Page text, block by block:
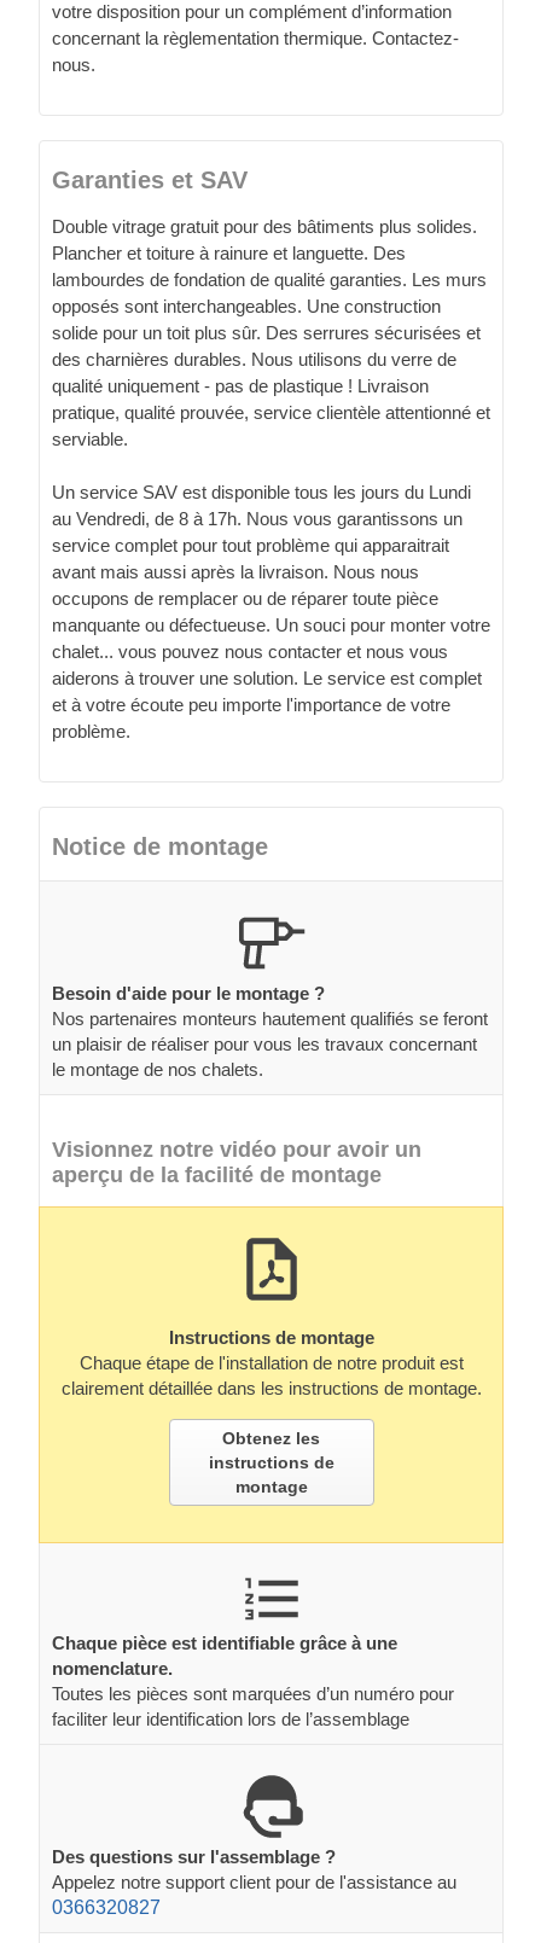
votre disposition pour un complément d’information
concernant la règlementation thermique. Contactez-
nous.
Garanties et SAV
Double vitrage gratuit pour des bâtiments plus solides.
Plancher et toiture à rainure et languette. Des
lambourdes de fondation de qualité garanties. Les murs
opposés sont interchangeables. Une construction
solide pour un toit plus sûr. Des serrures sécurisées et
des charnières durables. Nous utilisons du verre de
qualité uniquement - pas de plastique ! Livraison
pratique, qualité prouvée, service clientèle attentionné et
serviable.
Un service SAV est disponible tous les jours du Lundi
au Vendredi, de 8 à 17h. Nous vous garantissons un
service complet pour tout problème qui apparaitrait
avant mais aussi après la livraison. Nous nous
occupons de remplacer ou de réparer toute pièce
manquante ou défectueuse. Un souci pour monter votre
chalet... vous pouvez nous contacter et nous vous
aiderons à trouver une solution. Le service est complet
et à votre écoute peu importe l'importance de votre
problème.
Notice de montage
Besoin d'aide pour le montage ?
Nos partenaires monteurs hautement qualifiés se feront
un plaisir de réaliser pour vous les travaux concernant
le montage de nos chalets.
Visionnez notre vidéo pour avoir un
aperçu de la facilité de montage
Instructions de montage
Chaque étape de l'installation de notre produit est
clairement détaillée dans les instructions de montage.
Obtenez les
instructions de
montage
Chaque pièce est identifiable grâce à une
nomenclature.
Toutes les pièces sont marquées d’un numéro pour
faciliter leur identification lors de l’assemblage
Des questions sur l'assemblage ?
Appelez notre support client pour de l'assistance au
0366320827